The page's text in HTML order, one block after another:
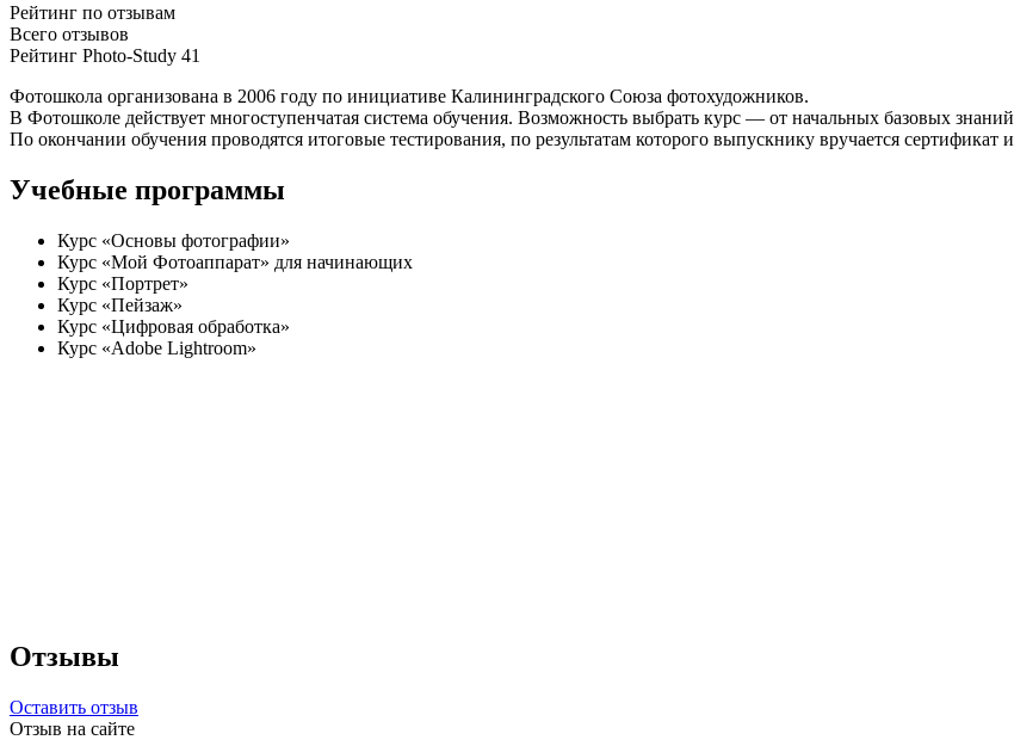
Рейтинг по отзывам
Всего отзывов
Рейтинг Photo-Study 41
Фотошкола организована в 2006 году по инициативе Калининградского Союза фотохудожников.
В Фотошколе действует многоступенчатая система обучения. Возможность выбрать курс — от начальных базовых
По окончании обучения проводятся итоговые тестирования, по результатам которого выпускнику вручается сертификат
Учебные программы
Курс «Основы фотографии»
Курс «Мой Фотоаппарат» для начинающих
Курс «Портрет»
Курс «Пейзаж»
Курс «Цифровая обработка»
Курс «Adobe Lightroom»
Отзывы
Оставить отзыв
Отзыв на сайте